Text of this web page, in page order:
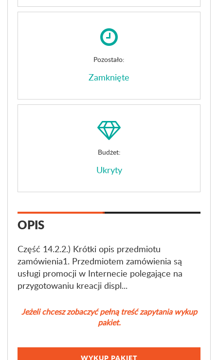
Pozostało:
Zamknięte
Budżet:
Ukryty
OPIS
Część 14.2.2.) Krótki opis przedmiotu
zamówienia1. Przedmiotem zamówienia są
usługi promocji w Internecie polegające na
przygotowaniu kreacji displ...
Jeżeli chcesz zobaczyć pełną treść zapytania wykup
pakiet.
WYKUP PAKIET